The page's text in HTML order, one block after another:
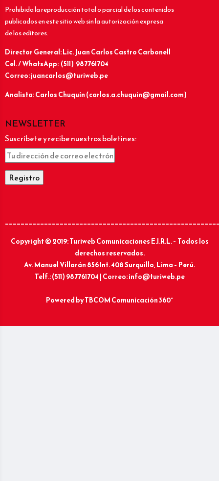
Prohibida la reproducción total o parcial de los contenidos
publicados en este sitio web sin la autorización expresa
de los editores.
Director General: Lic.Juan Carlos Castro Carbonell
Cel. / WhatsApp: (511) 987761704
Correo: juancarlos@turiweb.pe
Analista: Carlos Chuquín (carlos.a.chuquin@gmail.com)
NEWSLETTER
Suscríbete y recibe nuestros boletines:
Copyright © 2019: Turiweb Comunicaciones E.I.R.L. – Todos los
derechos reservados.
Av. Manuel Villarán 856 Int. 408 Surquillo, Lima – Perú.
Telf.: (511) 987761704 | Correo: info@turiweb.pe
Powered byTBCOM Comunicación 360°